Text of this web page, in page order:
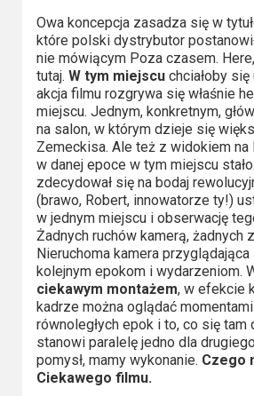
Owa koncepcja zasadza się w
które polski dystrybutor
nie mówiącym Poza czasem.
tutaj. W tym miejscuchciałoby się
akcja filmu rozgrywa się właśnie
miejscu. Jednym, konkretnym,
na salon, w którym dzieje się
Zemeckisa. Ale też z widokiem na
w danej epoce w tym miejscu
zdecydował się na bodaj
(brawo, Robert, innowatorze ty!)
w jednym miejscu i obserwację
Żadnych ruchów kamerą, żadnych
Nieruchoma kamera
kolejnym epokom i wydarzeniom.
ciekawym montażem, w efekcie
kadrze można oglądać
równoległych epok i to, co się tam
stanowi paralelę jedno dla
pomysł, mamy wykonanie. Czego
Ciekawego filmu.